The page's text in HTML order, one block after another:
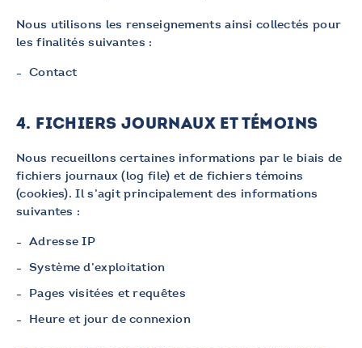
Nous utilisons les renseignements ainsi collectés pour
les finalités suivantes :
Contact
4. FICHIERS JOURNAUX ET TÉMOINS
Nous recueillons certaines informations par le biais de
fichiers journaux (log file) et de fichiers témoins
(cookies). Il s’agit principalement des informations
suivantes :
Adresse IP
Système d’exploitation
Pages visitées et requêtes
Heure et jour de connexion